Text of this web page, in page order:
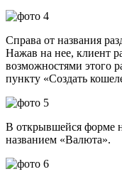
Справа от названия
Нажав на нее, клиент
возможностями этого
пункту «Создать
В открывшейся форме
названием «Валюта».